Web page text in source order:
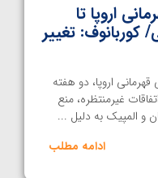
اروپا تا
کوربانوف: تغییر
اروپا، دو هفته
غیرمنتظره، منع
و المپیک به دلیل ...
ادامه مطلب